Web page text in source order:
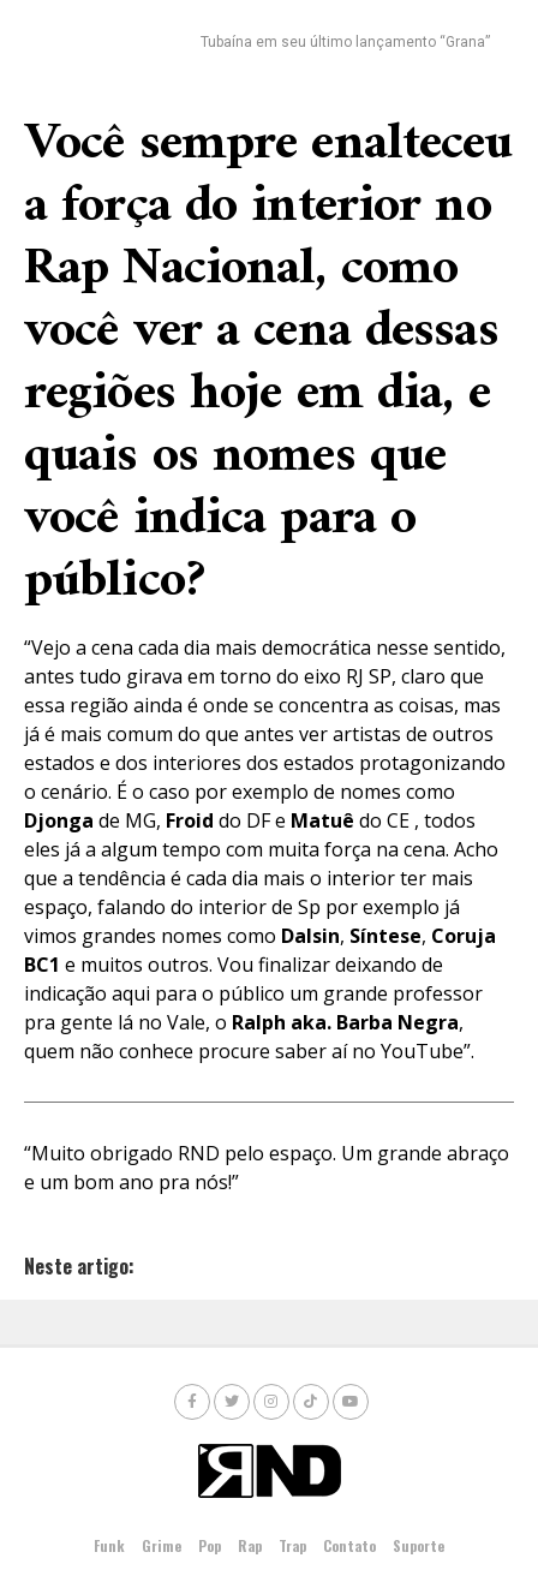
Tubaína em seu último lançamento “Grana”
Você sempre enalteceu
a força do interior no
Rap Nacional, como
você ver a cena dessas
regiões hoje em dia, e
quais os nomes que
você indica para o
público?
“Vejo a cena cada dia mais democrática nesse sentido,
antes tudo girava em torno do eixo RJ SP, claro que
essa região ainda é onde se concentra as coisas, mas
já é mais comum do que antes ver artistas de outros
estados e dos interiores dos estados protagonizando
o cenário. É o caso por exemplo de nomes como
Djonga de MG, Froid do DF e Matuê do CE , todos
eles já a algum tempo com muita força na cena. Acho
que a tendência é cada dia mais o interior ter mais
espaço, falando do interior de Sp por exemplo já
vimos grandes nomes como Dalsin, Síntese, Coruja
BC1 e muitos outros. Vou finalizar deixando de
indicação aqui para o público um grande professor
pra gente lá no Vale, o Ralph aka. Barba Negra,
quem não conhece procure saber aí no YouTube”.
“Muito obrigado RND pelo espaço. Um grande abraço
e um bom ano pra nós!”
Neste artigo:
Funk Grime Pop Rap Trap Contato Suporte